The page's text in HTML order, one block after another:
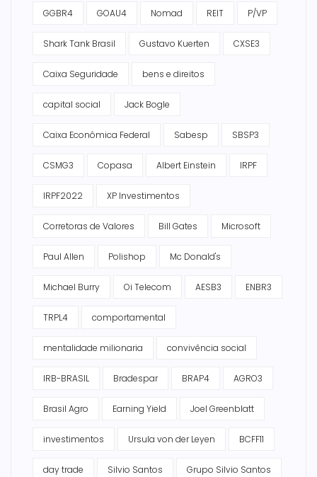
GGBR4 GOAU4 Nomad REIT P/VP
Shark Tank Brasil Gustavo Kuerten CXSE3
Caixa Seguridade bens e direitos
capital social Jack Bogle
Caixa Econômica Federal Sabesp SBSP3
CSMG3 Copasa Albert Einstein IRPF
IRPF2022 XP Investimentos
Corretoras de Valores Bill Gates Microsoft
Paul Allen Polishop Mc Donald's
Michael Burry Oi Telecom AESB3 ENBR3
TRPL4 comportamental
mentalidade milionaria convivência social
IRB-BRASIL Bradespar BRAP4 AGRO3
Brasil Agro Earning Yield Joel Greenblatt
investimentos Ursula von der Leyen BCFF11
day trade Silvio Santos Grupo Silvio Santos